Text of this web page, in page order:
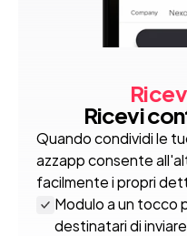
Ricevi
Quando condividi le
azzapp consente
facilmente i propri
Modulo a un tocco
destinatari di